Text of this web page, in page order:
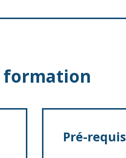
formation
Pré-requis